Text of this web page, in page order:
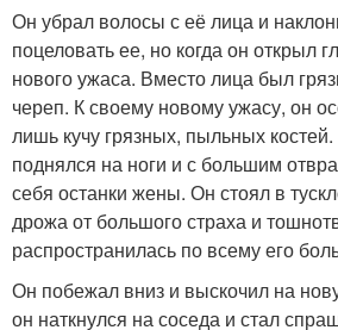
Он убрал волосы с её лица и
поцеловать ее, но когда он открыл
нового ужаса. Вместо лица был
череп. К своему новому ужасу, он
лишь кучу грязных, пыльных
поднялся на ноги и с большим
себя останки жены. Он стоял в
дрожа от большого страха и
распространилась по всему его
Он побежал вниз и выскочил на
он наткнулся на соседа и стал